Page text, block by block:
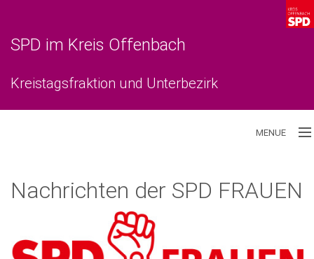
SPD im Kreis Offenbach
Kreistagsfraktion und Unterbezirk
MENUE
Unterbezirk
Kreistagsfraktion
Nachrichten der SPD FRAUEN